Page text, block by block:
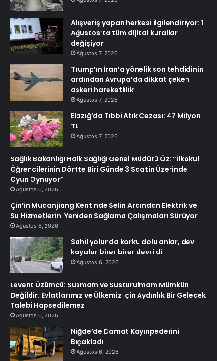
Alışveriş yapan herkesi ilgilendiriyor: 1
Ağustos’ta tüm dijital kurallar
değişiyor
Ağustos 7, 2026
Trump’ın İran’a yönelik son tehdidinin
ardından Avrupa’da dikkat çeken
askeri hareketlilik
Ağustos 7, 2026
Elazığ’da Tıbbi Atık Cezası: 47 Milyon
TL
Ağustos 7, 2026
Sağlık Bakanlığı Halk Sağlığı Genel Müdürü Öz: “İlkokul
Öğrencilerinin Dörtte Biri Günde 3 Saatin Üzerinde
Oyun Oynuyor”
Ağustos 6, 2026
Çin’in Mudanjiang Kentinde Selin Ardından Elektrik ve
Su Hizmetlerini Yeniden Sağlama Çalışmaları Sürüyor
Ağustos 6, 2026
Sahil yolunda korku dolu anlar, dev
kayalar birer birer devrildi
Ağustos 6, 2026
Levent Üzümcü: Susmam ve Susturulmam Mümkün
Değildir. Evlatlarımız ve Ülkemiz İçin Aydınlık Bir Gelecek
Talebi Hapsedilemez
Ağustos 6, 2026
Niğde’de Damat Kayınpederini
Bıçakladı
Ağustos 6, 2026